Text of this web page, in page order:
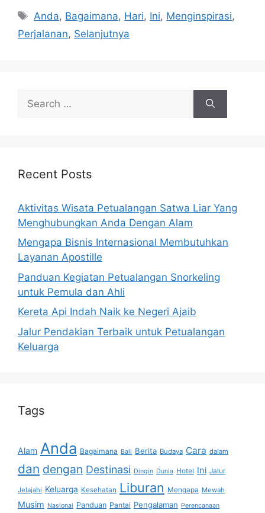
Tags
Anda, Bagaimana, Hari, Ini, Menginspirasi,
Perjalanan, Selanjutnya
for:
Recent Posts
Aktivitas Wisata Petualangan Satwa Liar Yang
Menghubungkan Anda Dengan Alam
Mengapa Bisnis Internasional Membutuhkan
Layanan Apostille
Panduan Kegiatan Petualangan Snorkeling
untuk Pemula dan Ahli
Kereta Api Indah Naik ke Negeri Ajaib
Jalur Pendakian Terbaik untuk Petualangan
Keluarga
Tags
Alam Anda Bagaimana Bali Berita Budaya Cara dalam
dan dengan Destinasi Dingin Dunia Hotel Ini Jalur
Jelajahi Keluarga Kesehatan Liburan Mengapa Mewah
Musim Nasional Panduan Pantai Pengalaman Perencanaan